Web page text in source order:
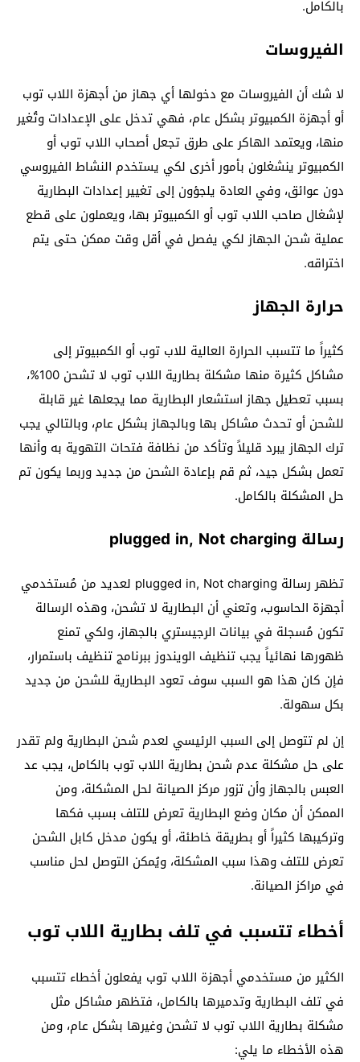
بالكامل.
الفيروسات
لا شك أن الفيروسات مع دخولها أي جهاز من أجهزة اللاب توب
أو أجهزة الكمبيوتر بشكل عام، فهي تدخل على الإعدادات وتُغير
منها، ويعتمد الهاكر على طرق تجعل أصحاب اللاب توب أو
الكمبيوتر ينشغلون بأمور أخرى لكي يستخدم النشاط الفيروسي
دون عوائق، وفي العادة يلجؤون إلى تغيير إعدادات البطارية
لإشغال صاحب اللاب توب أو الكمبيوتر بها، ويعملون على قطع
عملية شحن الجهاز لكي يفصل في أقل وقت ممكن حتى يتم
اختراقه.
حرارة الجهاز
كثيراً ما تتسبب الحرارة العالية للاب توب أو الكمبيوتر إلى
مشاكل كثيرة منها مشكلة بطارية اللاب توب لا تشحن 100%،
بسبب تعطيل جهاز استشعار البطارية مما يجعلها غير قابلة
للشحن أو تحدث مشاكل بها وبالجهاز بشكل عام، وبالتالي يجب
ترك الجهاز يبرد قليلاً وتأكد من نظافة فتحات التهوية به وأنها
تعمل بشكل جيد، ثم قم بإعادة الشحن من جديد وربما يكون تم
حل المشكلة بالكامل.
رسالة plugged in, Not charging
تظهر رسالة plugged in, Not charging لعديد من مُستخدمي
أجهزة الحاسوب، وتعني أن البطارية لا تشحن، وهذه الرسالة
تكون مُسجلة في بيانات الرجيستري بالجهاز، ولكي تمنع
ظهورها نهائياً يجب تنظيف الويندوز ببرنامج تنظيف باستمرار،
فإن كان هذا هو السبب سوف تعود البطارية للشحن من جديد
بكل سهولة.
إن لم تتوصل إلى السبب الرئيسي لعدم شحن البطارية ولم تقدر
على حل مشكلة عدم شحن بطارية اللاب توب بالكامل، يجب عد
العبس بالجهاز وأن تزور مركز الصيانة لحل المشكلة، ومن
الممكن أن مكان وضع البطارية تعرض للتلف بسبب فكها
وتركيبها كثيراً أو بطريقة خاطئة، أو يكون مدخل كابل الشحن
تعرض للتلف وهذا سبب المشكلة، ويُمكن التوصل لحل مناسب
في مراكز الصيانة.
أخطاء تتسبب في تلف بطارية اللاب توب
الكثير من مستخدمي أجهزة اللاب توب يفعلون أخطاء تتسبب
في تلف البطارية وتدميرها بالكامل، فتظهر مشاكل مثل
مشكلة بطارية اللاب توب لا تشحن وغيرها بشكل عام، ومن
هذه الأخطاء ما يلي: